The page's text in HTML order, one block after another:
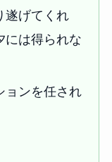
遂げてくれ
には得られな
ョンを任され